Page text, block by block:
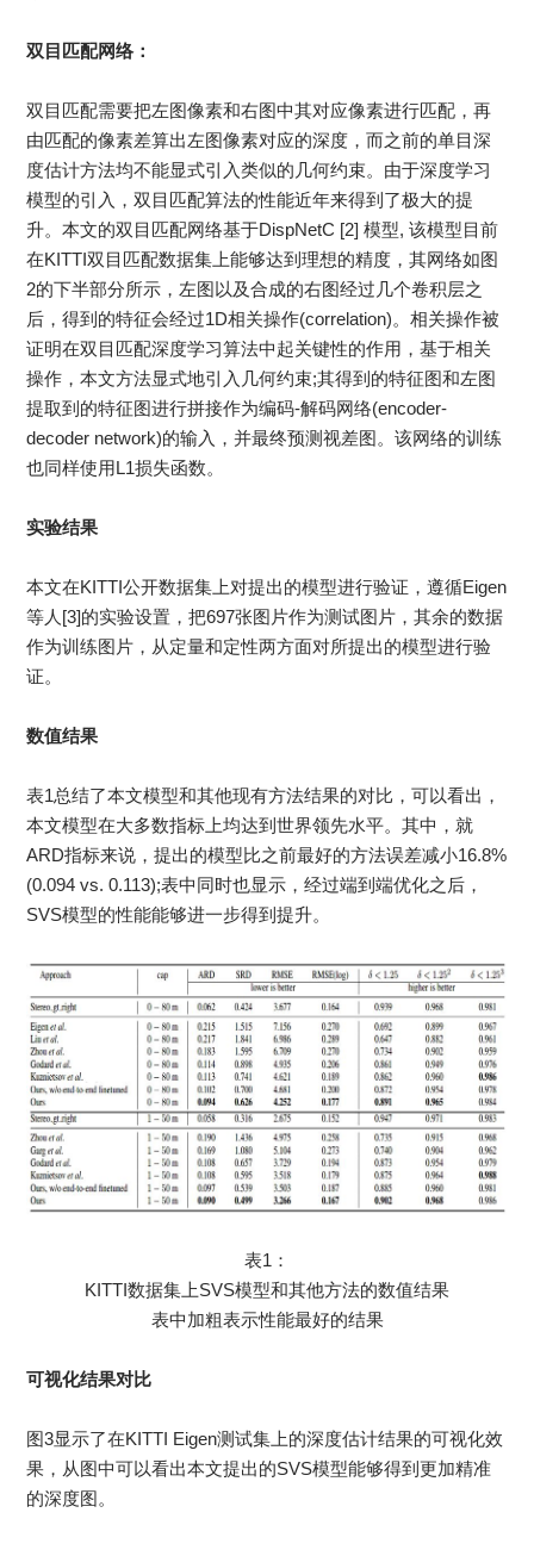
双目匹配网络：
双目匹配需要把左图像素和右图中其对应像素进行匹配，再
由匹配的像素差算出左图像素对应的深度，而之前的单目深
度估计方法均不能显式引入类似的几何约束。由于深度学习
模型的引入，双目匹配算法的性能近年来得到了极大的提
升。本文的双目匹配网络基于DispNetC [2] 模型, 该模型目前
在KITTI双目匹配数据集上能够达到理想的精度，其网络如图
2的下半部分所示，左图以及合成的右图经过几个卷积层之
后，得到的特征会经过1D相关操作(correlation)。相关操作被
证明在双目匹配深度学习算法中起关键性的作用，基于相关
操作，本文方法显式地引入几何约束;其得到的特征图和左图
提取到的特征图进行拼接作为编码-解码网络(encoder-
decoder network)的输入，并最终预测视差图。该网络的训练
也同样使用L1损失函数。
实验结果
本文在KITTI公开数据集上对提出的模型进行验证，遵循Eigen
等人[3]的实验设置，把697张图片作为测试图片，其余的数据
作为训练图片，从定量和定性两方面对所提出的模型进行验
证。
数值结果
表1总结了本文模型和其他现有方法结果的对比，可以看出，
本文模型在大多数指标上均达到世界领先水平。其中，就
ARD指标来说，提出的模型比之前最好的方法误差减小16.8%
(0.094 vs. 0.113);表中同时也显示，经过端到端优化之后，
SVS模型的性能能够进一步得到提升。
表1：
KITTI数据集上SVS模型和其他方法的数值结果
表中加粗表示性能最好的结果
可视化结果对比
图3显示了在KITTI Eigen测试集上的深度估计结果的可视化效
果，从图中可以看出本文提出的SVS模型能够得到更加精准
的深度图。